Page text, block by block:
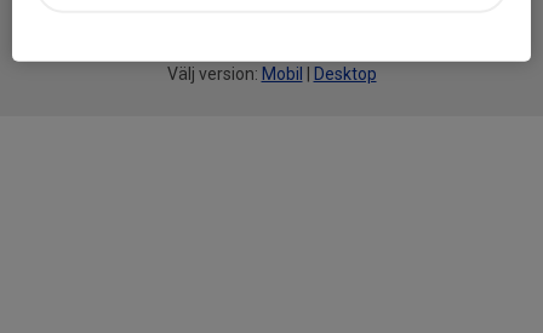
Välj version: Mobil Desktop